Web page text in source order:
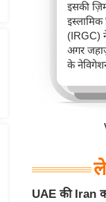
इसकी
इस्लामिक
(IRGC)
अगर
के
ख़िलाफ़
UAE की Iran